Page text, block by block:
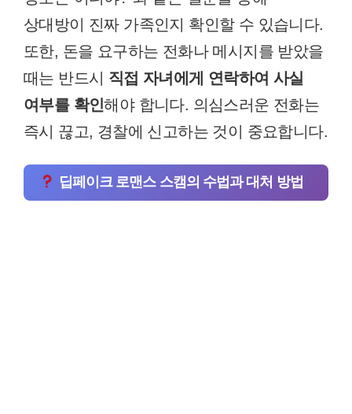
상대방이 진짜 가족인지 확인할 수 있습니다.
또한, 돈을 요구하는 전화나 메시지를 받았을
때는 반드시 직접 자녀에게 연락하여 사실
여부를 확인해야 합니다. 의심스러운 전화는
즉시 끊고, 경찰에 신고하는 것이 중요합니다.
딥페이크 로맨스 스캠의 수법과 대처 방법